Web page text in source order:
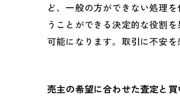
ど、一般の方ができない処理
うことができる決定的な役割
可能になります。取引に不安
売主の希望に合わせた査定と